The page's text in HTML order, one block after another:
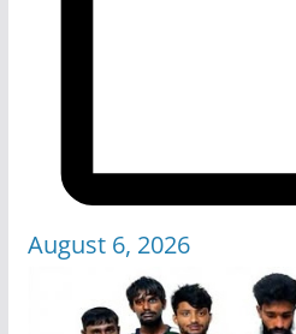
August 6, 2026